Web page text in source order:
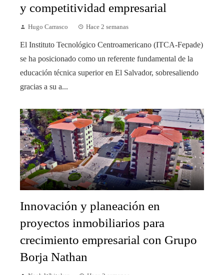
y competitividad empresarial
Hugo Carrasco Hace 2 semanas
El Instituto Tecnológico Centroamericano (ITCA-Fepade)
se ha posicionado como un referente fundamental de la
educación técnica superior en El Salvador, sobresaliendo
gracias a su a...
Innovación y planeación en
proyectos inmobiliarios para
crecimiento empresarial con Grupo
Borja Nathan